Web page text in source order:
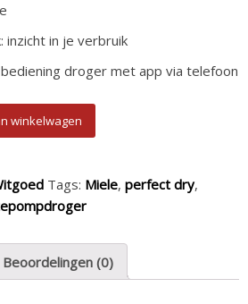
inzicht in je verbruik
droger met app via telefoon
aantal
winkelwagen
Tags: Miele, perfect dry,
Beoordelingen (0)